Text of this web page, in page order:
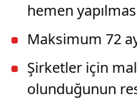
hemen
Maksimum 72
Şirketler için
olunduğunun